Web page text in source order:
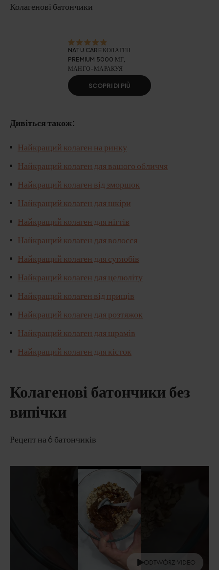
Колагенові батончики
NATU.CARE КОЛАГЕН
PREMIUM 5000 МГ,
МАНГО-МАРАКУЯ
SCOPRI DI PIÙ
Дивіться також:
Найкращий колаген на ринку
Найкращий колаген для вашого обличчя
Найкращий колаген від зморшок
Найкращий колаген для шкіри
Найкращий колаген для нігтів
Найкращий колаген для волосся
Найкращий колаген для суглобів
Найкращий колаген для целюліту
Найкращий колаген від прищів
Найкращий колаген для розтяжок
Найкращий колаген для шрамів
Найкращий колаген для кісток
Колагенові батончики без
випічки
Рецепт на 6 батончиків
ODTWÓRZ VIDEO